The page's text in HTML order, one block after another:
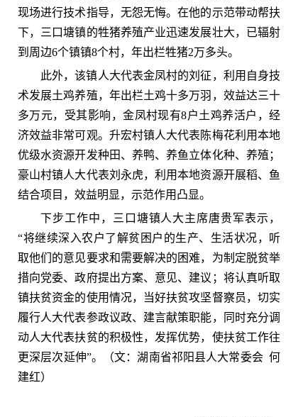
现场进行技术指导，无怨无悔。在他的示范带动帮扶
下，三口塘镇的牲猪养殖产业迅速发展壮大，已辐射
到周边6个镇镇8个村，年出栏牲猪2万多头。
此外，该镇人大代表金凤村的刘征，利用自身技
术发展土鸡养殖，年出栏土鸡十多万羽，效益达三十
多万元，受其影响，金凤村现有8户土鸡养活户，经
济效益非常可观。升宏村镇人大代表陈梅花利用本地
优级水资源开发种田、养鸭、养鱼立体化种、养殖；
豪山村镇人大代表刘永虎，利用本地资源开展稻、鱼
结合项目，效益明显，示范作用凸显。
下步工作中，三口塘镇人大主席唐贵军表示，
“将继续深入农户了解贫困户的生产、生活状况，听
取他们的意见要求和需要解决的困难，为制定脱贫举
措向党委、政府提出方案、意见、建议；将认真听取
镇扶贫资金的使用情况，当好扶贫攻坚督察员，切实
履行人大代表参政议政、建言献策职能，同时充分调
动人大代表扶贫的积极性，发挥优势，使扶贫工作往
更深层次延伸”。（文：湖南省祁阳县人大常委会 何
建红）